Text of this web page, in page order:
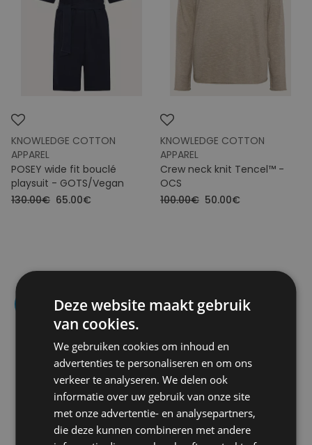
KNOWLEDGE COTTON
APPAREL
POSEY wide fit bouclé
playsuit - GOTS/Vegan
130.00€ 65.00€
KNOWLEDGE COTTON
APPAREL
Crew neck knit Tencel™ -
OCS
100.00€ 50.00€
Deze website maakt gebruik
van cookies.
We gebruiken cookies om inhoud en
advertenties te personaliseren en om ons
verkeer te analyseren. We delen ook
informatie over uw gebruik van onze site
met onze advertentie- en analysepartners,
die deze kunnen combineren met andere